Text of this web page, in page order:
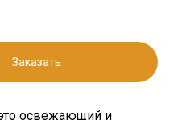
Заказать
освежающий и